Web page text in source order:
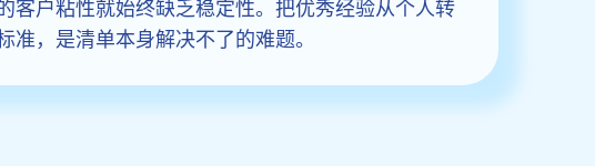
客户粘性就始终缺乏稳定性。把优秀经验从个人转
准，是清单本身解决不了的难题。